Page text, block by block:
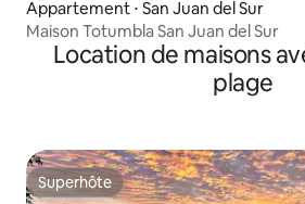
Appartement ⋅ San Juan del Sur
Maison Totumbla San Juan del Sur
Location de maisons
plage
Superhôte
Superhôte